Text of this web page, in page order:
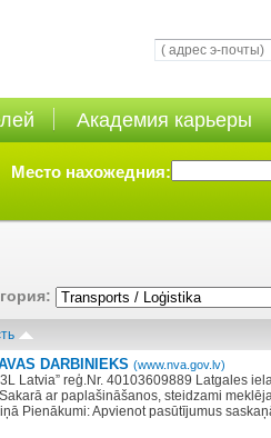
Академия карьеры
Место нахожедния:
DARBINIEKS (www.nva.gov.lv)
3L Latvia” reģ.Nr. 40103609889 Latgales
ar paplašināšanos, steidzami
Pienākumi: Apvienot pasūtījumus